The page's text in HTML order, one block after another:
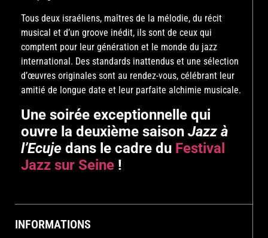
Tous deux israéliens, maîtres de la mélodie, du récit
musical et d’un groove inédit, ils sont de ceux qui
comptent pour leur génération et le monde du jazz
international. Des standards inattendus et une sélection
d’œuvres originales sont au rendez-vous, célébrant leur
amitié de longue date et leur parfaite alchimie musicale.
Une soirée exceptionnelle qui
ouvre la deuxième saison Jazz à
l’Ecuje dans le cadre du Festival
Jazz sur Seine !
INFORMATIONS